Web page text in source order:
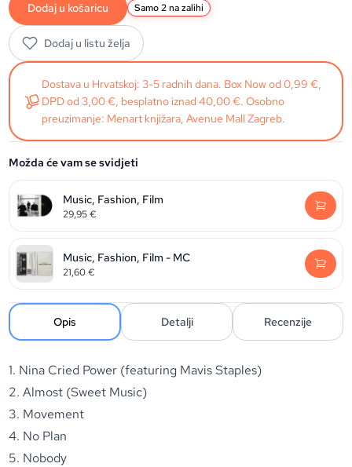
Dodaj u košaricu Samo 2 na zalihi
Dodaj u listu želja
Dostava u Hrvatskoj: 3-5 radnih dana. Box Now od 0,99 €,
DPD od 3,00 €, besplatno iznad 40,00 €. Osobno
preuzimanje: Menart knjižara, Avenue Mall Zagreb.
Možda će vam se svidjeti
Music, Fashion, Film
29,95€
Music, Fashion, Film - MC
21,60€
Opis Detalji Recenzije
1. Nina Cried Power (featuring Mavis Staples)
2. Almost (Sweet Music)
3. Movement
4. No Plan
5. Nobody